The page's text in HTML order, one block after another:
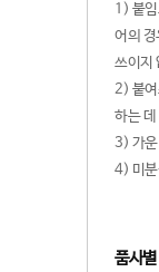
1) 붙
어의
쓰이지
2) 붙여
하는
3) 가운
4) 미분
품사